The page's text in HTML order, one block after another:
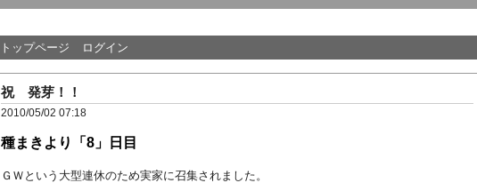
トップページ ログイン
祝 発芽！！
2010/05/02 07:18
種まきより「8」日目
ＧＷという大型連休のため実家に召集されました。